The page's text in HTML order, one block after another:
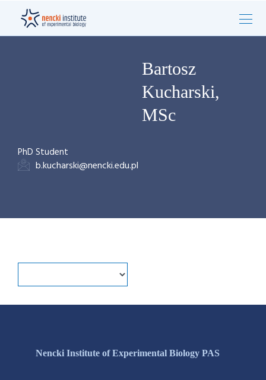
Bartosz
Kucharski,
MSc
PhD Student
b.kucharski@nencki.edu.pl
Nencki Institute of Experimental Biology PAS